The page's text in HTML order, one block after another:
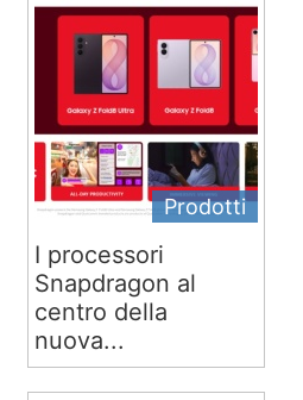
Prodotti
I processori
Snapdragon al
centro della
nuova...